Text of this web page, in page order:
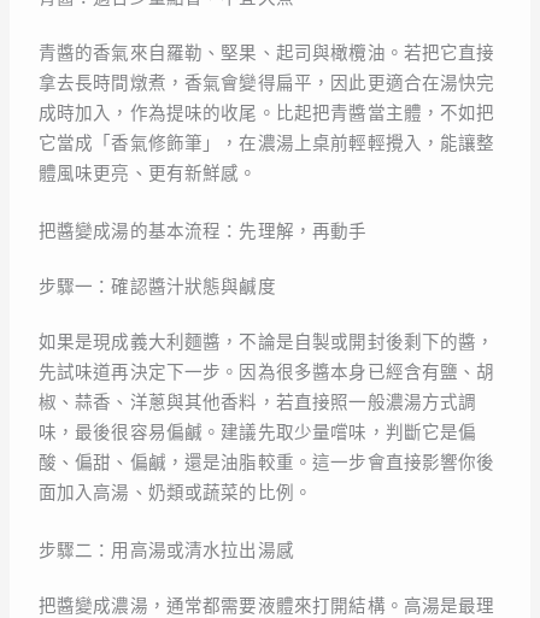
青醬的香氣來自羅勒、堅果、起司與橄欖油。若把它直接
拿去長時間燉煮，香氣會變得扁平，因此更適合在湯快完
成時加入，作為提味的收尾。比起把青醬當主體，不如把
它當成「香氣修飾筆」，在濃湯上桌前輕輕攪入，能讓整
體風味更亮、更有新鮮感。
把醬變成湯的基本流程：先理解，再動手
步驟一：確認醬汁狀態與鹹度
如果是現成義大利麵醬，不論是自製或開封後剩下的醬，
先試味道再決定下一步。因為很多醬本身已經含有鹽、胡
椒、蒜香、洋蔥與其他香料，若直接照一般濃湯方式調
味，最後很容易偏鹹。建議先取少量嚐味，判斷它是偏
酸、偏甜、偏鹹，還是油脂較重。這一步會直接影響你後
面加入高湯、奶類或蔬菜的比例。
步驟二：用高湯或清水拉出湯感
把醬變成濃湯，通常都需要液體來打開結構。高湯是最理